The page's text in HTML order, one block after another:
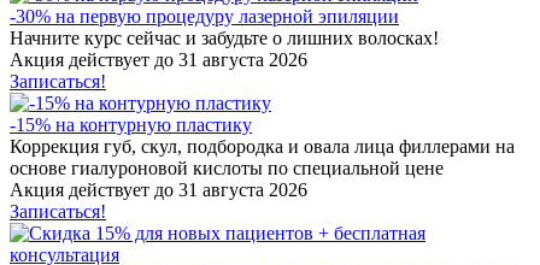
-30% на первую процедуру лазерной эпиляции
Начните курс сейчас и забудьте о лишних волосках!
Акция действует до 31 августа 2026
Записаться!
-15% на контурную пластику
Коррекция губ, скул, подбородка и овала лица филлерами на
основе гиалуроновой кислоты по специальной цене
Акция действует до 31 августа 2026
Записаться!